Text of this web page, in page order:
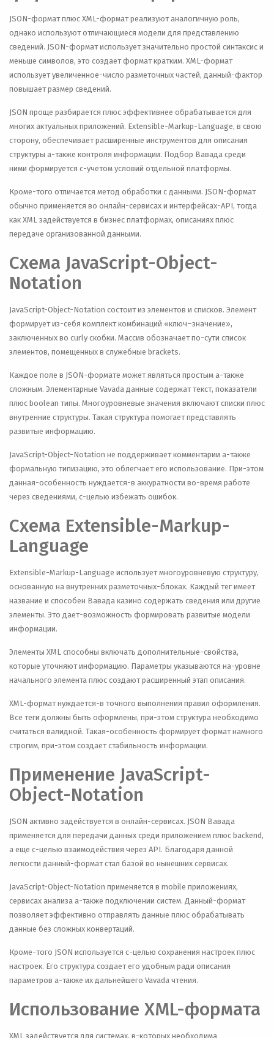
JSON-формат плюс XML-формат реализуют аналогичную роль,
однако используют отличающиеся модели для представлению
сведений. JSON-формат использует значительно простой синтаксис и
меньше символов, это создает формат кратким. XML-формат
использует увеличенное-число разметочных частей, данный-фактор
повышает размер сведений.
JSON проще разбирается плюс эффективнее обрабатывается для
многих актуальных приложений. Extensible-Markup-Language, в свою
сторону, обеспечивает расширенные инструментов для описания
структуры а-также контроля информации. Подбор Вавада среди
ними формируется с-учетом условий отдельной платформы.
Кроме-того отличается метод обработки с данными. JSON-формат
обычно применяется во онлайн-сервисах и интерфейсах-API, тогда
как XML задействуется в бизнес платформах, описаниях плюс
передаче организованной данными.
Схема JavaScript-Object-
Notation
JavaScript-Object-Notation состоит из элементов и списков. Элемент
формирует из-себя комплект комбинаций «ключ–значение»,
заключенных во curly скобки. Массив обозначает по-сути список
элементов, помещенных в служебные brackets.
Каждое поле в JSON-формате может являться простым а-также
сложным. Элементарные Vavada данные содержат текст, показатели
плюс boolean типы. Многоуровневые значения включают списки плюс
внутренние структуры. Такая структура помогает представлять
развитые информацию.
JavaScript-Object-Notation не поддерживает комментарии а-также
формальную типизацию, это облегчает его использование. При-этом
данная-особенность нуждается-в аккуратности во-время работе
через сведениями, с-целью избежать ошибок.
Схема Extensible-Markup-
Language
Extensible-Markup-Language использует многоуровневую структуру,
основанную на внутренних разметочных-блоках. Каждый тег имеет
название и способен Вавада казино содержать сведения или другие
элементы. Это дает-возможность формировать развитые модели
информации.
Элементы XML способны включать дополнительные-свойства,
которые уточняют информацию. Параметры указываются на-уровне
начального элемента плюс создают расширенный этап описания.
XML-формат нуждается-в точного выполнения правил оформления.
Все теги должны быть оформлены, при-этом структура необходимо
считаться валидной. Такая-особенность формирует формат намного
строгим, при-этом создает стабильность информации.
Применение JavaScript-
Object-Notation
JSON активно задействуется в онлайн-сервисах. JSON Вавада
применяется для передачи данных среди приложением плюс backend,
а еще с-целью взаимодействия через API. Благодаря данной
легкости данный-формат стал базой во нынешних сервисах.
JavaScript-Object-Notation применяется в mobile приложениях,
сервисах анализа а-также подключении систем. Данный-формат
позволяет эффективно отправлять данные плюс обрабатывать
данные без сложных конвертаций.
Кроме-того JSON используется с-целью сохранения настроек плюс
настроек. Его структура создает его удобным ради описания
параметров а-также их дальнейшего Vavada чтения.
Использование XML-формата
XML задействуется для системах, в-которых необходима